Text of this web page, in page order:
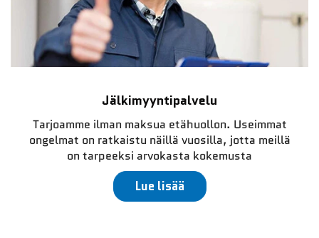
Jälkimyyntipalvelu
Tarjoamme ilman maksua etähuollon. Useimmat
ongelmat on ratkaistu näillä vuosilla, jotta meillä
on tarpeeksi arvokasta kokemusta
Lue lisää